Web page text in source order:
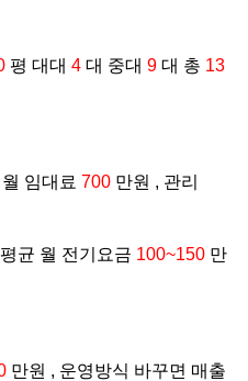
평 대대 4 대 중대 9 대 총 13
임대료 700 만원 , 관리
균 월 전기요금 100~150 만
만원 , 운영방식 바꾸면 매출